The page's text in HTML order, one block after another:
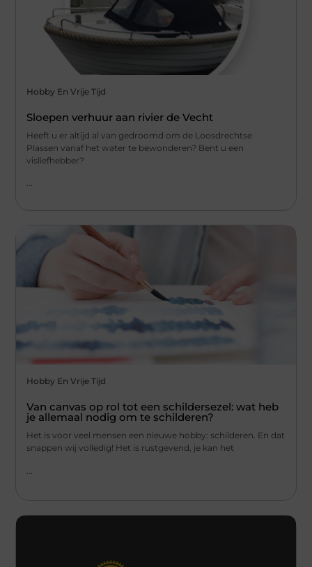
Hobby En Vrije Tijd
Sloepen verhuur aan rivier de Vecht
Heeft u er altijd al van gedroomd om de Loosdrechtse
Plassen vanaf het water te bewonderen? Bent u een
visliefhebber?
...
Hobby En Vrije Tijd
Van canvas op rol tot een schildersezel: wat heb
je allemaal nodig om te schilderen?
Het is voor veel mensen een nieuwe hobby: schilderen. En dat
snappen wij volledig! Het is rustgevend, je kan het